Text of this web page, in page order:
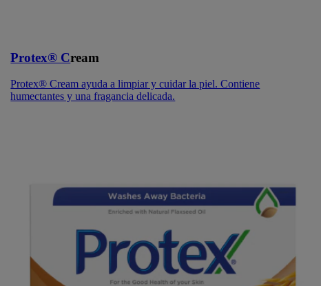
Protex® Cream
Protex® Cream ayuda a limpiar y cuidar la piel. Contiene
humectantes y una fragancia delicada.